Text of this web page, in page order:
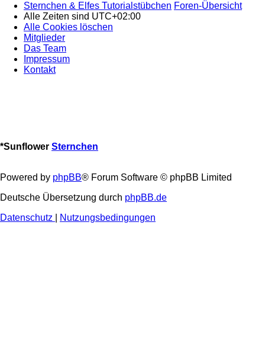
Sternchen & Elfes Tutorialstübchen Foren-Übersicht
Alle Zeiten sind UTC+02:00
Alle Cookies löschen
Mitglieder
Das Team
Impressum
Kontakt
*Sunflower Sternchen
Powered by phpBB® Forum Software © phpBB Limited
Deutsche Übersetzung durch phpBB.de
Datenschutz
Nutzungsbedingungen